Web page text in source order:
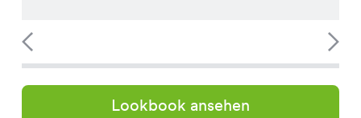
Lookbook ansehen